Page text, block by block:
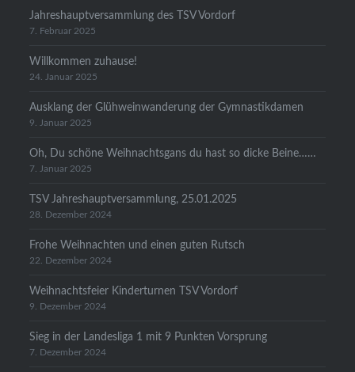
Jahreshauptversammlung des TSV Vordorf
7. Februar 2025
Willkommen zuhause!
24. Januar 2025
Ausklang der Glühweinwanderung der Gymnastikdamen
9. Januar 2025
Oh, Du schöne Weihnachtsgans du hast so dicke Beine……
7. Januar 2025
TSV Jahreshauptversammlung, 25.01.2025
28. Dezember 2024
Frohe Weihnachten und einen guten Rutsch
22. Dezember 2024
Weihnachtsfeier Kinderturnen TSV Vordorf
9. Dezember 2024
Sieg in der Landesliga 1 mit 9 Punkten Vorsprung
7. Dezember 2024